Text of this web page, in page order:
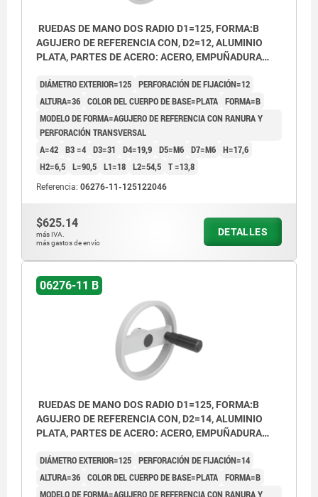
RUEDAS DE MANO DOS RADIO D1=125, FORMA:B
AGUJERO DE REFERENCIA CON, D2=12, ALUMINIO
PLATA, PARTES DE ACERO: ACERO, EMPUÑADURA
DIÁMETRO EXTERIOR=125 PERFORACIÓN DE FIJACIÓN=12
ALTURA=36 COLOR DEL CUERPO DE BASE=PLATA FORMA=B
MODELO DE FORMA=AGUJERO DE REFERENCIA CON RANURA Y
PERFORACIÓN TRANSVERSAL
A=42 B3 =4 D3=31 D4=19,9 D5=M6 D7=M6 H=17,6
H2=6,5 L=90,5 L1=18 L2=54,5 T =13,8
Referencia: 06276-11-125122046
$625.14
más IVA.
más gastos de envío
DETALLES
06276-11 B
RUEDAS DE MANO DOS RADIO D1=125, FORMA:B
AGUJERO DE REFERENCIA CON, D2=14, ALUMINIO
PLATA, PARTES DE ACERO: ACERO, EMPUÑADURA
DIÁMETRO EXTERIOR=125 PERFORACIÓN DE FIJACIÓN=14
ALTURA=36 COLOR DEL CUERPO DE BASE=PLATA FORMA=B